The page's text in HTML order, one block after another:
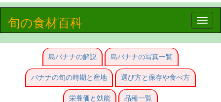
Toggle
旬の食材百科
島バナナの解説 島バナナの写真一覧
バナナの旬の時期と産地 選び方と保存や食べ方
栄養価と効能 品種一覧